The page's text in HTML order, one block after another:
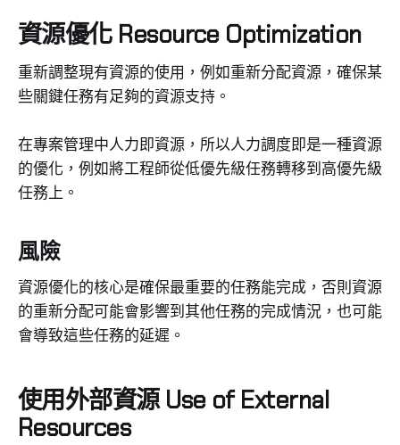
資源優化 Resource Optimization
重新調整現有資源的使用，例如重新分配資源，確保某
些關鍵任務有足夠的資源支持。
在專案管理中人力即資源，所以人力調度即是一種資源
的優化，例如將工程師從低優先級任務轉移到高優先級
任務上。
風險
資源優化的核心是確保最重要的任務能完成，否則資源
的重新分配可能會影響到其他任務的完成情況，也可能
會導致這些任務的延遲。
使用外部資源 Use of External
Resources